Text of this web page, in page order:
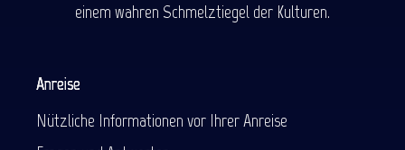
einem wahren Schmelztiegel der Kulturen.
Anreise
Nützliche Informationen vor Ihrer Anreise